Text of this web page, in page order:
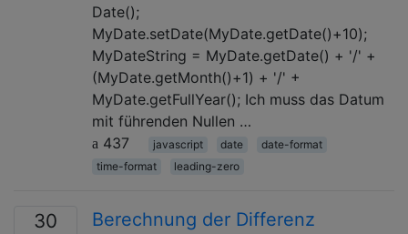
Date();
MyDate.setDate(MyDate.getDate()+10);
MyDateString = MyDate.getDate() + '/' +
(MyDate.getMonth()+1) + '/' +
MyDate.getFullYear(); Ich muss das Datum
mit führenden Nullen …
437
javascript date
date-format
time-format
leading-zero
30
Berechnung der Differenz